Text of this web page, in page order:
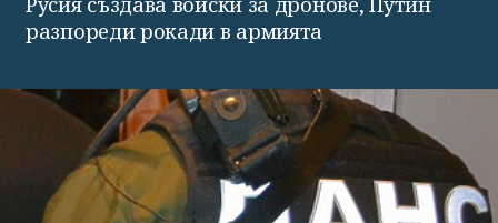
разпореди рокади в армията